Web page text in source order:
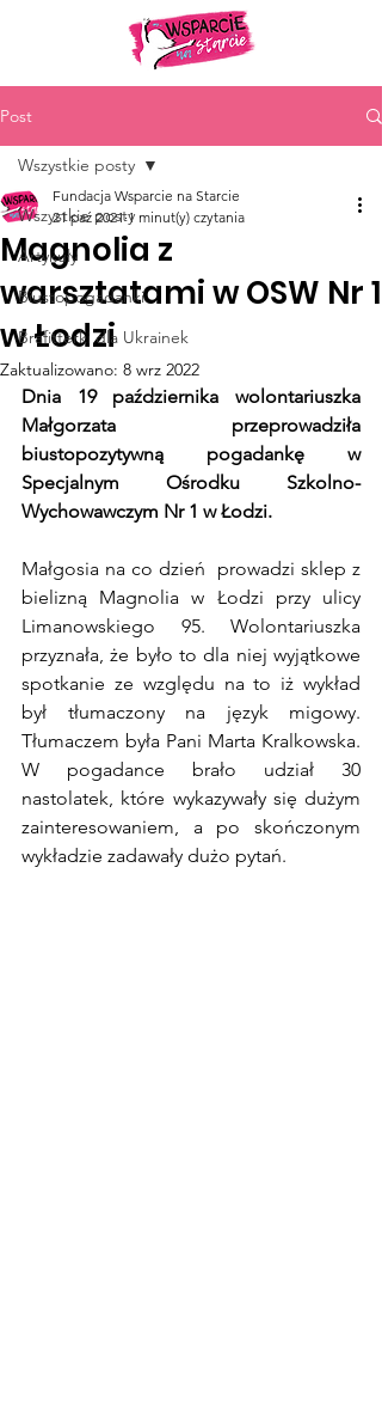
Post
Wszystkie posty
Artykuły
Biustopogadanki
Brafitterki dla Ukrainek
Wszystkie posty
Magnolia z
warsztatami w OSW Nr 1
w Łodzi
Fundacja Wsparcie na Starcie
21 paź 2021 1 minut(y) czytania
Zaktualizowano: 8 wrz 2022
Dnia 19 października wolontariuszka
Małgorzata przeprowadziła
biustopozytywną pogadankę w
Specjalnym Ośrodku Szkolno-
Wychowawczym Nr 1 w Łodzi.
Małgosia na co dzień  prowadzi sklep z
bielizną Magnolia w Łodzi przy ulicy
Limanowskiego 95. Wolontariuszka
przyznała, że było to dla niej wyjątkowe
spotkanie ze względu na to iż wykład
był tłumaczony na język migowy.
Tłumaczem była Pani Marta Kralkowska.
W pogadance brało udział 30
nastolatek, które wykazywały się dużym
zainteresowaniem, a po skończonym
wykładzie zadawały dużo pytań.